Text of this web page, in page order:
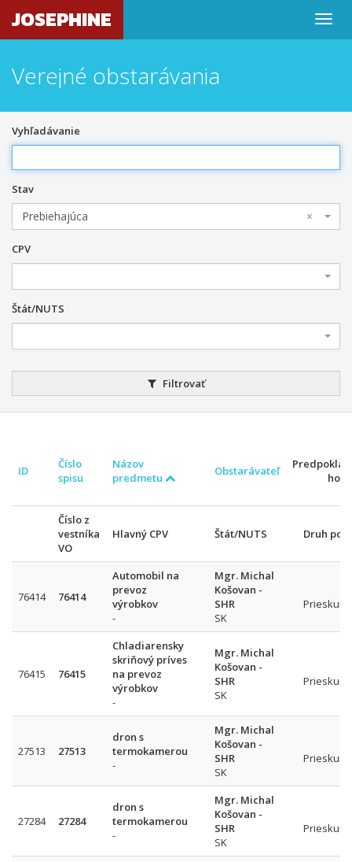
JOSEPHINE
Verejné obstarávania
Vyhľadávanie
Stav
×
Prebiehajúca
CPV
Štát/NUTS
Filtrovať
ID
Číslo
spisu
Názov
predmetu
Obstarávateľ
Číslo z
vestníka
VO
Hlavný CPV Štát/NUTS Druh
76414 76414
Automobil na
prevoz
výrobkov
-
Mgr. Michal
Košovan -
SHR
SK
Prieskum
76415 76415
Chladiarensky
skriňový príves
na prevoz
výrobkov
-
Mgr. Michal
Košovan -
SHR
SK
Prieskum
27513 27513
dron s
termokamerou
-
Mgr. Michal
Košovan -
SHR
SK
Prieskum
27284 27284
dron s
termokamerou
-
Mgr. Michal
Košovan -
SHR
SK
Prieskum